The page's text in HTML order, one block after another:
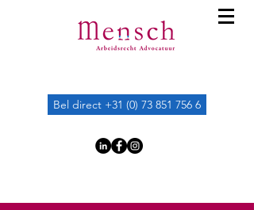
Bel direct +31 (0) 73 851 756 6